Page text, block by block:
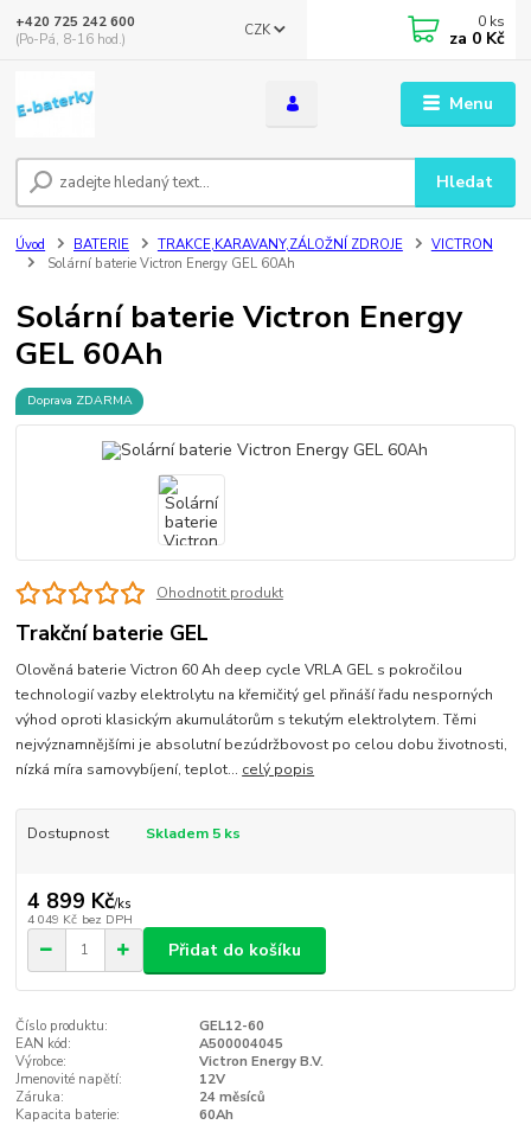
Menu
CZK
Hledat
+420 725 242 600
(Po-Pá, 8-16 hod.)
0 ks
za 0 Kč
Úvod BATERIE TRAKCE,KARAVANY,ZÁLOŽNÍ ZDROJE
VICTRON
Solární baterie Victron Energy GEL 60Ah
Solární baterie Victron Energy
GEL 60Ah
Doprava ZDARMA
Ohodnotit produkt
Trakční baterie GEL
Olověná baterie Victron 60 Ah deep cycle VRLA GEL s pokročilou
technologií vazby elektrolytu na křemičitý gel přináší řadu nesporných
výhod oproti klasickým akumulátorům s tekutým elektrolytem. Těmi
nejvýznamnějšími je absolutní bezúdržbovost po celou dobu životnosti,
nízká míra samovybíjení, teplot... celý popis
Dostupnost Skladem 5 ks
4 899 Kč/ks
4 049 Kč bez DPH
Přidat do košíku
Číslo produktu:
GEL12-60
EAN kód:
A500004045
Výrobce:
Victron Energy B.V.
Jmenovité napětí:
12V
Záruka:
24 měsíců
Kapacita baterie:
60Ah